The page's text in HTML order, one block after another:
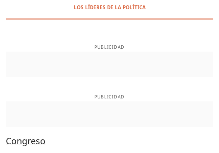
LOS LÍDERES DE LA POLÍTICA
PUBLICIDAD
PUBLICIDAD
Congreso